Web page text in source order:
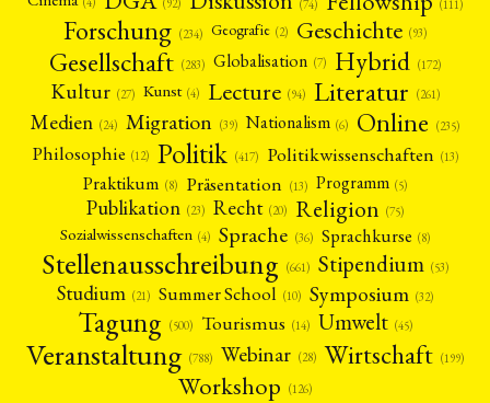
(92) (74) (111)
Forschung (234) Geografie (2) Geschichte (93)
Gesellschaft (283) Globalisation (7) Hybrid (172)
Kultur (27) Kunst (4) Lecture (94) Literatur (261)
Medien (24) Migration (39) Nationalism (6) Online (235)
Philosophie (12) Politik (417) Politikwissenschaften (13)
Praktikum (8) Präsentation (13) Programm (5)
Publikation (23) Recht (20) Religion (75)
Sozialwissenschaften (4) Sprache (36) Sprachkurse (8)
Stellenausschreibung (661) Stipendium (53)
Studium (21) Summer School (10) Symposium (32)
Tagung (500) Tourismus (14) Umwelt (45)
Veranstaltung (788) Webinar (28) Wirtschaft (199)
Workshop (126)